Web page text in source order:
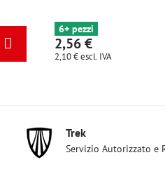
4 pezzi
2,56 €
escl. IVA
Trek
Servizio Autorizzato e